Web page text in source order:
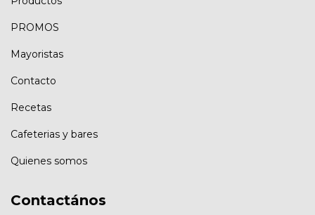
PROMOS
Mayoristas
Contacto
Recetas
Cafeterias y bares
Quienes somos
Contactános